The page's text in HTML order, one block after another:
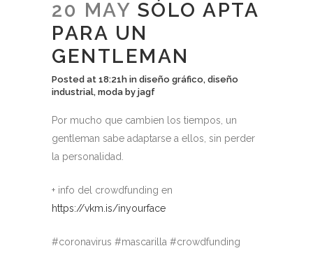
20 MAY SÓLO APTA
PARA UN
GENTLEMAN
Posted at 18:21h in diseño gráfico, diseño
industrial, moda by jagf
Por mucho que cambien los tiempos, un
gentleman sabe adaptarse a ellos, sin perder
la personalidad.
+ info del crowdfunding en
https://vkm.is/inyourface
#coronavirus #mascarilla #crowdfunding